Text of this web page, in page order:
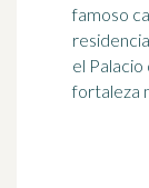
famoso
el
fortaleza